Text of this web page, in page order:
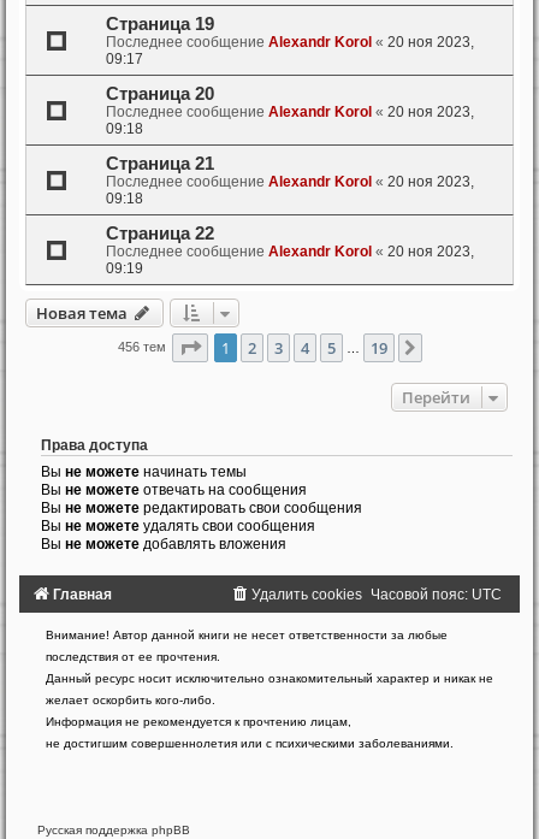
Страница 19
Последнее сообщение Alexandr Korol « 20 ноя 2023,
09:17
Страница 20
Последнее сообщение Alexandr Korol « 20 ноя 2023,
09:18
Страница 21
Последнее сообщение Alexandr Korol « 20 ноя 2023,
09:18
Страница 22
Последнее сообщение Alexandr Korol « 20 ноя 2023,
09:19
Новая тема
456 тем Страница из 19
1 2 3 4 5 19
Перейти
Права доступа
Вы не можете начинать темы
Вы не можете отвечать на сообщения
Вы не можете редактировать свои сообщения
Вы не можете удалять свои сообщения
Вы не можете добавлять вложения
Главная Часовой пояс: UTC
Удалить cookies
Внимание! Автор данной книги не несет ответственности за любые
последствия от ее прочтения.
Данный ресурс носит исключительно ознакомительный характер и никак не
желает оскорбить кого-либо.
Информация не рекомендуется к прочтению лицам,
не достигшим совершеннолетия или с психическими заболеваниями.
Создано
на
основе
phpBB®
Forum
Software
Русская поддержка phpBB